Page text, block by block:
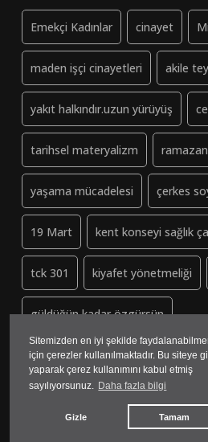
Sitemizden en iyi şekilde
için çerezler kullanılmaktadır. Bu siteye
yaparak çerez kullanımını kabul etmiş
sayılıyorsunuz. Daha fazla bilgi
Gizle Tamam
Emekçi Kadınlar cinayet
maden işçi cinayetleri akile
yakıt halkındır.uzun yürüyüş
tarihsel materyalizm
yaşama mücadelesi çerkes
19 Mart kent konseyi sağlık
tck 301 kiyafet yönetmeliği
güldüğün kadar özgürsün
Dayanisma-Datca.org (ↄ) Copyleft - Lütfen
yazılım&tasarım: